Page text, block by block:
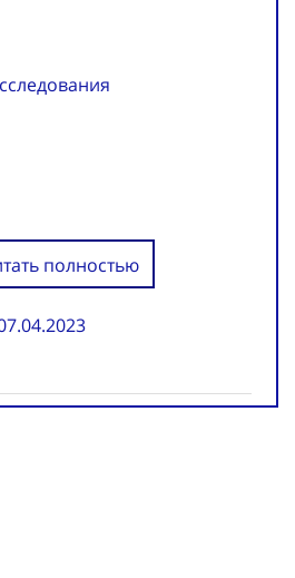
полностью